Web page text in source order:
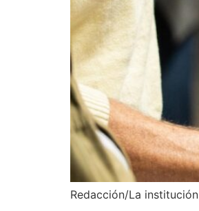
Redacción/La